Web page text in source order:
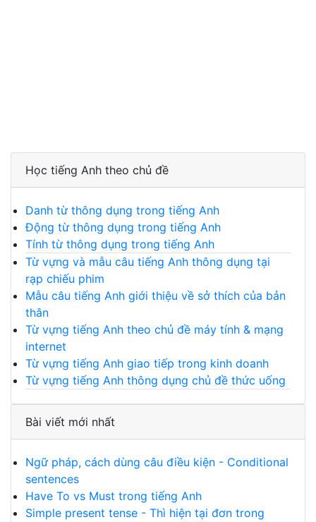
Học tiếng Anh theo chủ đề
Danh từ thông dụng trong tiếng Anh
Động từ thông dụng trong tiếng Anh
Tính từ thông dụng trong tiếng Anh
Từ vựng và mẫu câu tiếng Anh thông dụng tại
rạp chiếu phim
Mẫu câu tiếng Anh giới thiệu về sở thích của bản
thân
Từ vựng tiếng Anh theo chủ đề máy tính & mạng
internet
Từ vựng tiếng Anh giao tiếp trong kinh doanh
Từ vựng tiếng Anh thông dụng chủ đề thức uống
Bài viết mới nhất
Ngữ pháp, cách dùng câu điều kiện - Conditional
sentences
Have To vs Must trong tiếng Anh
Simple present tense - Thì hiện tại đơn trong